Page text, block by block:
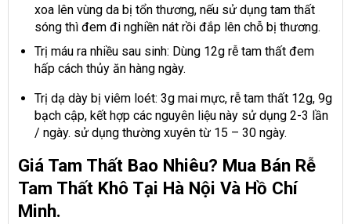
xoa lên vùng da bị tổn thương, nếu sử dụng tam thất
sóng thì đem đi nghiền nát rồi đắp lên chỗ bị thương.
Trị máu ra nhiều sau sinh: Dùng 12g rễ tam thất đem
hấp cách thủy ăn hàng ngày.
Trị dạ dày bị viêm loét: 3g mai mực, rễ tam thất 12g, 9g
bạch cập, kết hợp các nguyên liệu này sử dụng 2-3 lần
/ ngày. sử dụng thường xuyên từ 15 – 30 ngày.
Giá Tam Thất Bao Nhiêu? Mua Bán Rễ
Tam Thất Khô Tại Hà Nội Và Hồ Chí
Minh.